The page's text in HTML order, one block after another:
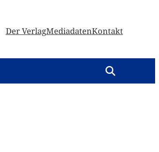
Der VerlagMediadatenKontakt